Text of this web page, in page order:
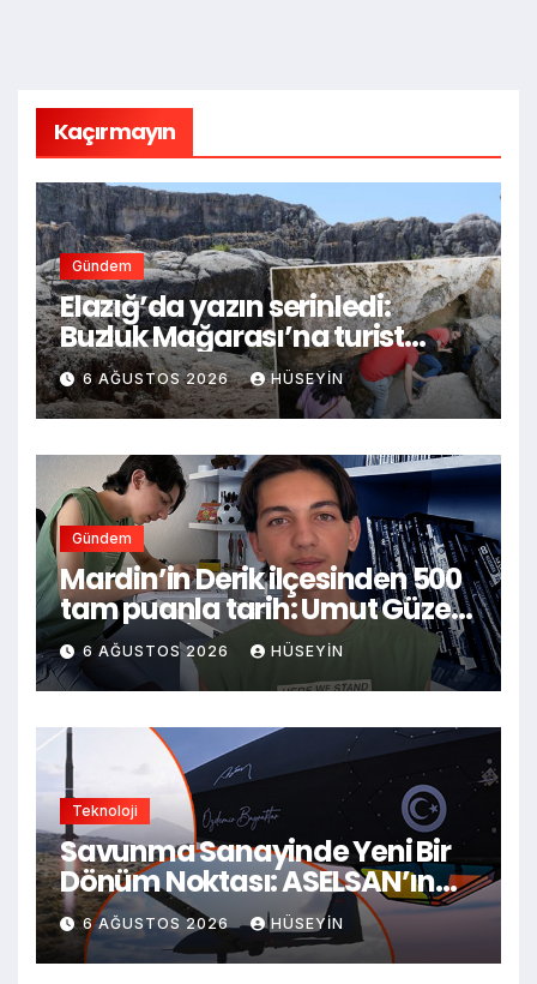
Kaçırmayın
Gündem
Elazığ’da yazın serinledi:
Buzluk Mağarası’na turist
akını, sıcaklığın 40 dereceye
çıkmasıyla donma hissi
yaşandı
6 AĞUSTOS 2026 HÜSEYIN
Gündem
Mardin’in Derik ilçesinden 500
tam puanla tarih: Umut Güzel,
ilk tercihi İstanbul Kabataş
Lisesi’ne yerleşti
6 AĞUSTOS 2026 HÜSEYIN
Teknoloji
Savunma Sanayinde Yeni Bir
Dönüm Noktası: ASELSAN’ın
Kızılötesi Dedektörü Neden
Kritik?
6 AĞUSTOS 2026 HÜSEYIN